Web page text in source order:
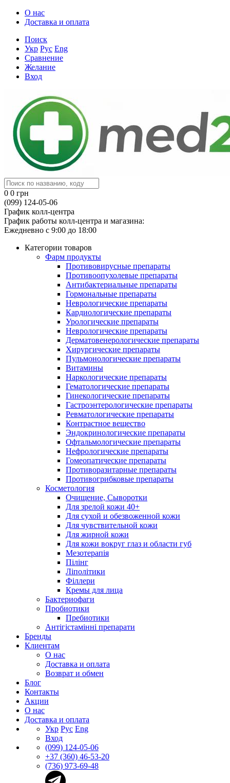
О нас
Доставка и оплата
Поиск
Укр Рус Eng
Сравнение
Желание
Вход
0 0 грн
(099) 124-05-06
График колл-центра
График работы колл-центра и магазина:
Ежедневно с 9:00 до 18:00
Категории товаров
Фарм продукты
Противовирусные препараты
Противоопухолевые препараты
Антибактериальные препараты
Гормональные препараты
Неврологические препараты
Кардиологические препараты
Урологические препараты
Неврологические препараты
Дерматовенерологические препараты
Хирургические препараты
Пульмонологические препараты
Витамины
Наркологические препараты
Гематологические препараты
Гинекологические препараты
Гастроэнтерологические препараты
Ревматологические препараты
Контрастное вещество
Эндокринологические препараты
Офтальмологические препараты
Нефрологические препараты
Гомеопатические препараты
Противоразитарные препараты
Противогрибковые препараты
Косметология
Очищение, Сыворотки
Для зрелой кожи 40+
Для сухой и обезвоженной кожи
Для чувствительной кожи
Для жирной кожи
Для кожи вокруг глаз и области губ
Мезотерапія
Пілінг
Ліполітики
Філлери
Кремы для лица
Бактериофаги
Пробиотики
Пребиотики
Антігістамінні препарати
Бренды
Клиентам
О нас
Доставка и оплата
Возврат и обмен
Блог
Контакты
Акции
О нас
Доставка и оплата
Укр Рус Eng
Вход
(099) 124-05-06
+37 (360) 46-53-20
(736) 973-69-48